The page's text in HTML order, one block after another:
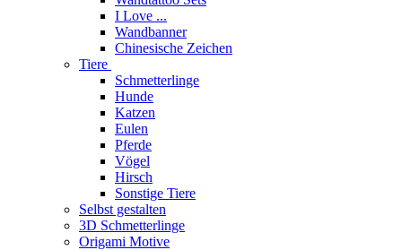
I Love ...
Wandbanner
Chinesische Zeichen
Tiere
Schmetterlinge
Hunde
Katzen
Eulen
Pferde
Vögel
Hirsch
Sonstige Tiere
Selbst gestalten
3D Schmetterlinge
Origami Motive